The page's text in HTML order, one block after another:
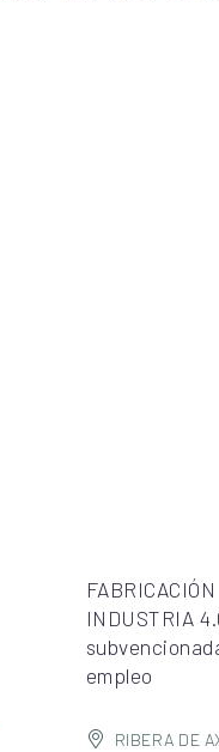
INDUSTRIA
empleo
RIBERA DE